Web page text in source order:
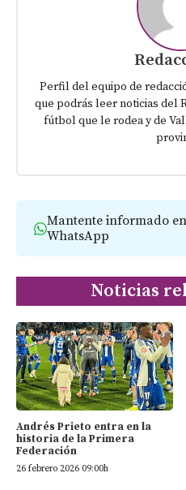
Perfil del equipo de
que podrás leer noticias del
fútbol que le rodea y de
Mantente informado en
WhatsApp
Noticias
Andrés Prieto entra en la
historia de la Primera
Federación
26 febrero 2026 09:00h